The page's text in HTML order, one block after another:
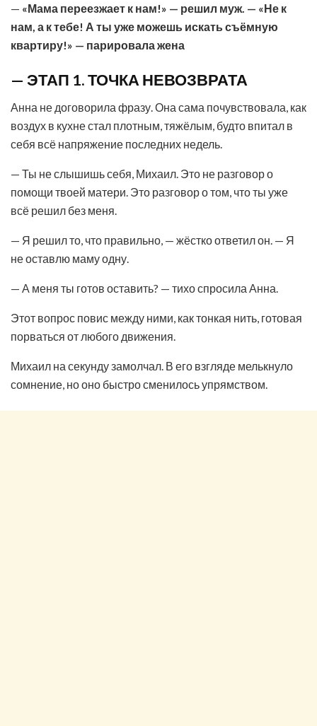
— «Мама переезжает к нам!» — решил муж. — «Не к
нам, а к тебе! А ты уже можешь искать съёмную
квартиру!» — парировала жена
— ЭТАП 1. ТОЧКА НЕВОЗВРАТА
Анна не договорила фразу. Она сама почувствовала, как
воздух в кухне стал плотным, тяжёлым, будто впитал в
себя всё напряжение последних недель.
— Ты не слышишь себя, Михаил. Это не разговор о
помощи твоей матери. Это разговор о том, что ты уже
всё решил без меня.
— Я решил то, что правильно, — жёстко ответил он. — Я
не оставлю маму одну.
— А меня ты готов оставить? — тихо спросила Анна.
Этот вопрос повис между ними, как тонкая нить, готовая
порваться от любого движения.
Михаил на секунду замолчал. В его взгляде мелькнуло
сомнение, но оно быстро сменилось упрямством.